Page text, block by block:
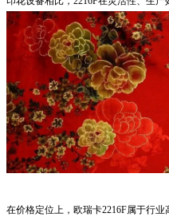
在价格定位上，欧瑞卡2216F属于行